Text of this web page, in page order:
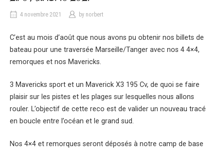
4 novembre 2021 by norbert
C’est au mois d’août que nous avons pu obtenir nos billets de
bateau pour une traversée Marseille/Tanger avec nos 4 4×4,
remorques et nos Mavericks.
3 Mavericks sport et un Maverick X3 195 Cv, de quoi se faire
plaisir sur les pistes et les plages sur lesquelles nous allons
rouler. L’objectif de cette reco est de valider un nouveau tracé
en boucle entre l’océan et le grand sud.
Nos 4×4 et remorques seront déposés à notre camp de base